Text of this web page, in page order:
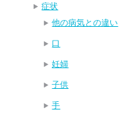
症状
他の病気との違い
口
妊婦
子供
手